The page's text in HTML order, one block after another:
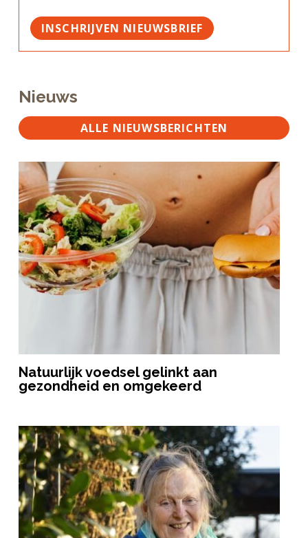
INSCHRIJVEN NIEUWSBRIEF
Nieuws
ALLE NIEUWSBERICHTEN
Natuurlijk voedsel gelinkt aan
gezondheid en omgekeerd